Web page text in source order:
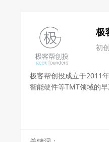
极
初
极客帮创投成立于2011
智能硬件等TMT领域的早